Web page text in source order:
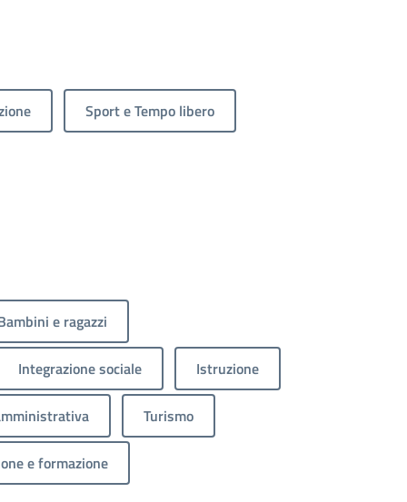
Sport e Tempo libero
e ragazzi
Integrazione sociale Istruzione
Turismo
e formazione